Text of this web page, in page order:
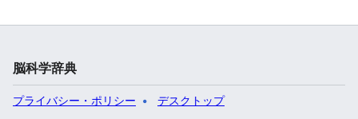
脳科学辞典
プライバシー・ポリシー デスクトップ